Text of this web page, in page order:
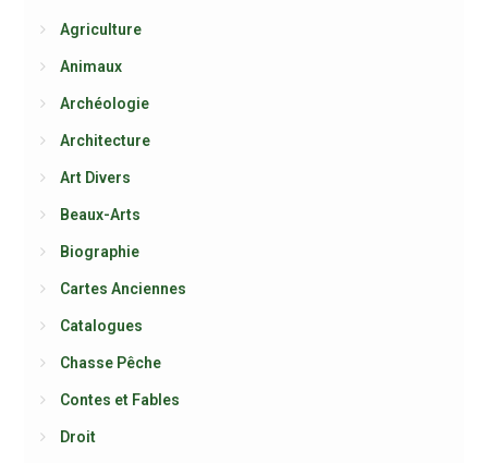
Agriculture
Animaux
Archéologie
Architecture
Art Divers
Beaux-Arts
Biographie
Cartes Anciennes
Catalogues
Chasse Pêche
Contes et Fables
Droit